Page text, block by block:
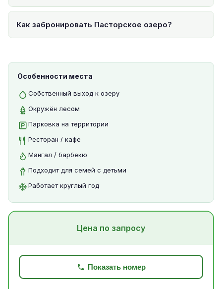
Как забронировать Пасторское озеро?
Особенности места
Собственный выход к озеру
Окружён лесом
Парковка на территории
Ресторан / кафе
Мангал / барбекю
Подходит для семей с детьми
Работает круглый год
Цена по запросу
Показать номер